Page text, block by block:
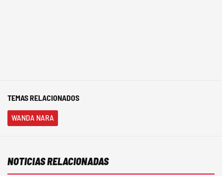
TEMAS RELACIONADOS
WANDA NARA
NOTICIAS RELACIONADAS